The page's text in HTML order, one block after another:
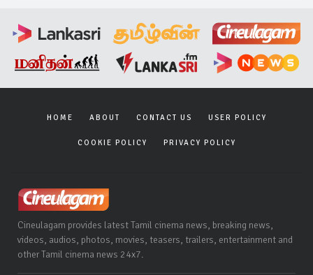
HOME ABOUT CONTACT US USER POLICY
COOKIE POLICY PRIVACY POLICY
Cineulagam provides latest Tamil cinema news, breaking news,
videos, audios, photos, movies, teasers, trailers, entertainment and
other Tamil cinema news 24x7.